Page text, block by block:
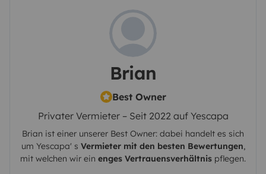
Brian
Best Owner
Privater Vermieter – Seit 2022 auf Yescapa
Brian ist einer unserer Best Owner: dabei handelt es sich
um Yescapa' s Vermieter mit den besten Bewertungen,
mit welchen wir ein enges Vertrauensverhältnis pflegen.